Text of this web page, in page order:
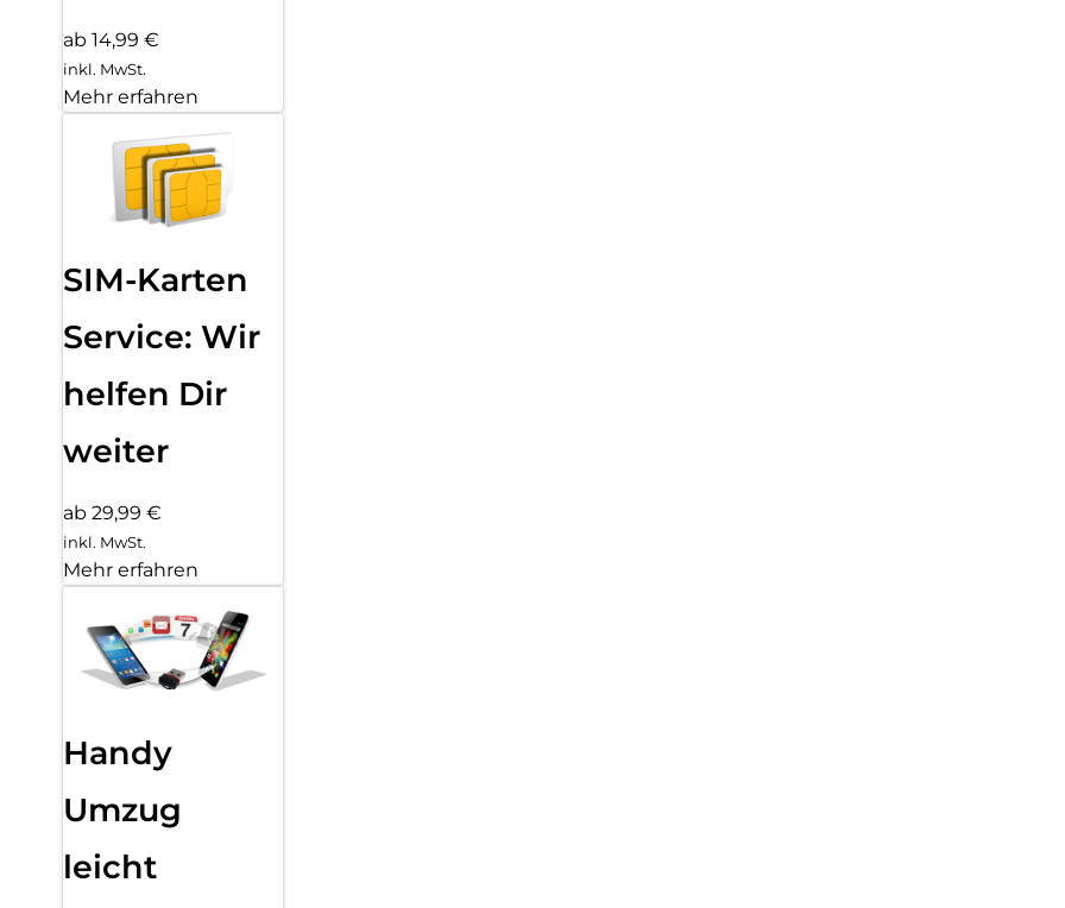
ab 14,99 €
inkl. MwSt.
Mehr erfahren
SIM-Karten
Service: Wir
helfen Dir
weiter
ab 29,99 €
inkl. MwSt.
Mehr erfahren
Handy
Umzug
leicht